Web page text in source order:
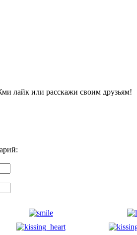
лайк или расскажи своим друзьям!